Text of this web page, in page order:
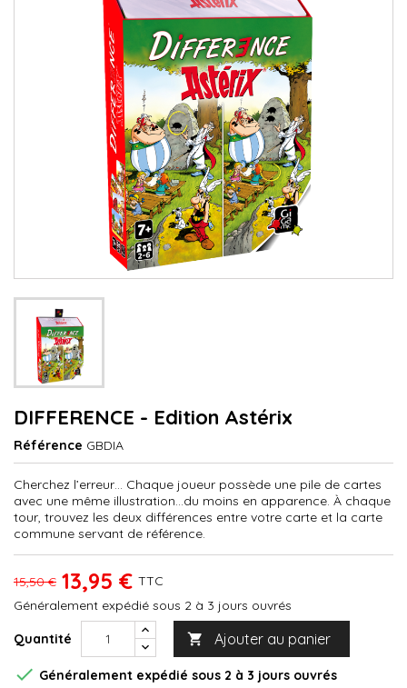
DIFFERENCE - Edition Astérix
Référence GBDIA
Cherchez l’erreur… Chaque joueur possède une pile de cartes
avec une même illustration…du moins en apparence. À chaque
tour, trouvez les deux différences entre votre carte et la carte
commune servant de référence.
15,50 € 13,95 € TTC
Généralement expédié sous 2 à 3 jours ouvrés
Quantité  Ajouter au panier
 Généralement expédié sous 2 à 3 jours ouvrés